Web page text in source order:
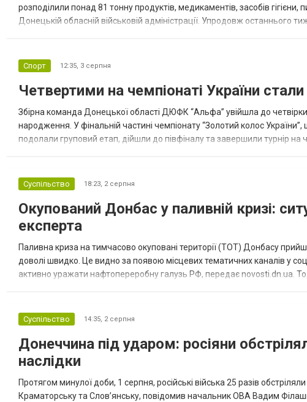
розподілили понад 81 тонну продуктів, медикаментів, засобів
Донецькій обласній військовій адміністрації. Упродовж останнього
Спорт 12:35, 3 серпня
Четвертими на чемпіонаті України
Збірна команда Донецької області ДЮФК “Альфа” увійшла до
народження. У фінальній частині чемпіонату “Золотий колос
подолали груповий етап, дійшли до півфіналу та завершили турнір на
Суспільство 18:23, 2 серпня
Окупований Донбас у паливній кризі:
експерта
Паливна криза на тимчасово окуповані території (ТОТ) Донбасу
доволі швидко. Це видно за появою місцевих тематичних каналів у
активно уражати нафтопереробну галузь РФ, передає novosti.dn.ua.
Суспільство 14:35, 2 серпня
Донеччина під ударом: росіяни
наслідки
Протягом минулої доби, 1 серпня, російські війська 25 разів
Краматорську та Слов’янську, повідомив начальник ОВА Вадим